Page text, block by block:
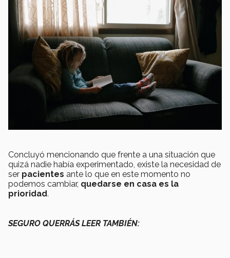
Concluyó mencionando que frente a una situación que
quizá nadie había experimentado, existe la necesidad de
ser pacientes ante lo que en este momento no
podemos cambiar, quedarse en casa es la
prioridad.
SEGURO QUERRÁS LEER TAMBIÉN: